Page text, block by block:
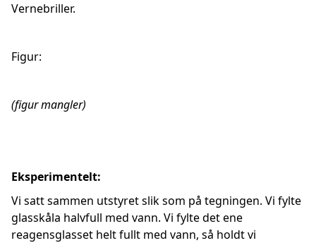
Vernebriller.
Figur:
(figur mangler)
Eksperimentelt:
Vi satt sammen utstyret slik som på tegningen. Vi fylte
glasskåla halvfull med vann. Vi fylte det ene
reagensglasset helt fullt med vann, så holdt vi